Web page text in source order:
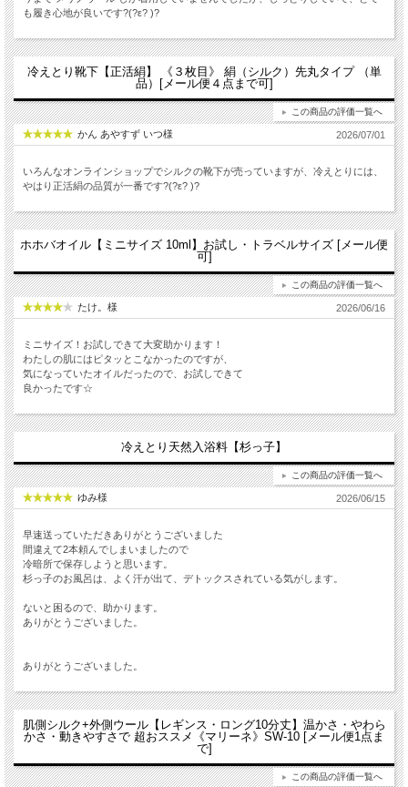
も履き心地が良いです?(?ε? )?
冷えとり靴下【正活絹】 《３枚目》 絹（シルク）先丸タイプ （単
品）[メール便４点まで可]
この商品の評価一覧へ
かん あやすず いつ様 2026/07/01
いろんなオンラインショップでシルクの靴下が売っていますが、冷えとりには、
やはり正活絹の品質が一番です?(?ε? )?
ホホバオイル【ミニサイズ 10ml】お試し・トラベルサイズ [メール便
可]
この商品の評価一覧へ
たけ。様 2026/06/16
ミニサイズ！お試しできて大変助かります！
わたしの肌にはピタッとこなかったのですが、
気になっていたオイルだったので、お試しできて
良かったです☆
冷えとり天然入浴料【杉っ子】
この商品の評価一覧へ
ゆみ様 2026/06/15
早速送っていただきありがとうございました
間違えて2本頼んでしまいましたので
冷暗所で保存しようと思います。
杉っ子のお風呂は、よく汗が出て、デトックスされている気がします。
ないと困るので、助かります。
ありがとうございました。
ありがとうございました。
肌側シルク+外側ウール【レギンス・ロング10分丈】温かさ・やわら
かさ・動きやすさで 超おススメ《マリーネ》SW-10 [メール便1点ま
で]
この商品の評価一覧へ